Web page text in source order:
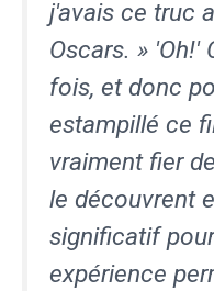
j'avais ce truc
Oscars. » 'Oh!'
fois, et donc
estampillé ce
vraiment fier
le découvrent
significatif
expérience